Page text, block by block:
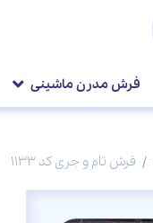
فرش مدرن ماشینی
فرش تام و جری کد 1133